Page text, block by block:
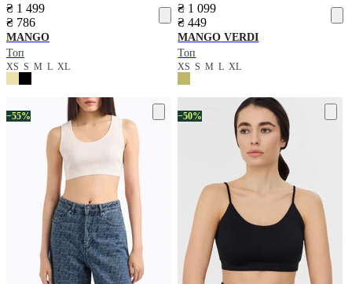
₴ 1 499
₴ 786
MANGO
Топ
XS S M L XL
₴ 1 099
₴ 449
MANGO VERDI
Топ
XSSMLXL
−55% −50%